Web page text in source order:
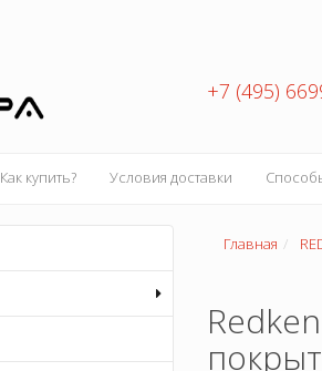
+7 (495)
Как купить? Условия доставки
Главная